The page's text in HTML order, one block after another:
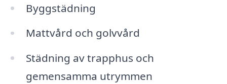
Byggstädning
Mattvård och golvvård
Städning av trapphus och
gemensamma utrymmen